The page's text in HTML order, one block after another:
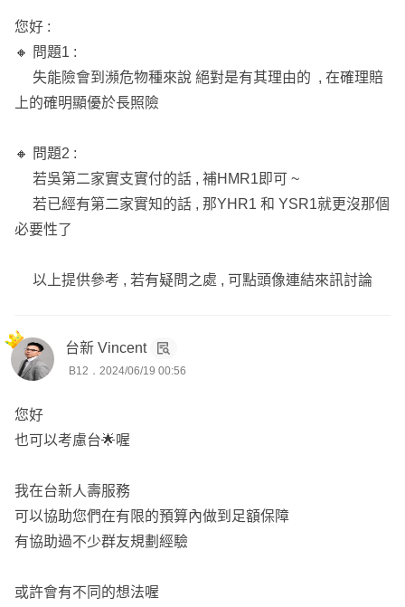
您好 :
🔸 問題1 :
失能險會到瀕危物種來說 絕對是有其理由的 , 在確理賠
上的確明顯優於長照險
🔸 問題2 :
若吳第二家實支實付的話 , 補HMR1即可 ~
若已經有第二家實知的話 , 那YHR1 和 YSR1就更沒那個
必要性了
以上提供參考 , 若有疑問之處 , 可點頭像連結來訊討論
台新 Vincent
B12．2024/06/19 00:56
您好
也可以考慮台🌟喔
我在台新人壽服務
可以協助您們在有限的預算內做到足額保障
有協助過不少群友規劃經驗
或許會有不同的想法喔